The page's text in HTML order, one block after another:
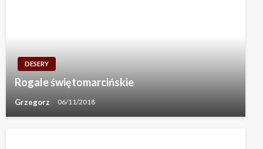
DESERY
Rogale świętomarcińskie
Grzegorz 06/11/2018